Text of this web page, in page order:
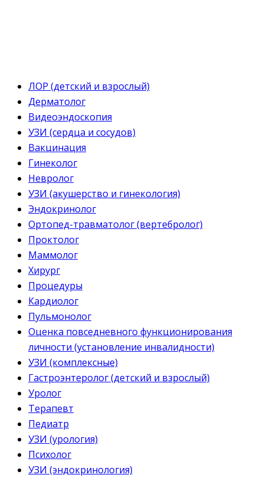
ЛОР (детский и взрослый)
Дерматолог
Видеоэндоскопия
УЗИ (сердца и сосудов)
Вакцинация
Гинеколог
Невролог
УЗИ (акушерство и гинекология)
Эндокринолог
Ортопед-травматолог (вертебролог)
Проктолог
Маммолог
Хирург
Процедуры
Кардиолог
Пульмонолог
Оценка повседневного функционирования
личности (установление инвалидности)
УЗИ (комплексные)
Гастроэнтеролог (детский и взрослый)
Уролог
Терапевт
Педиатр
УЗИ (урология)
Психолог
УЗИ (эндокринология)